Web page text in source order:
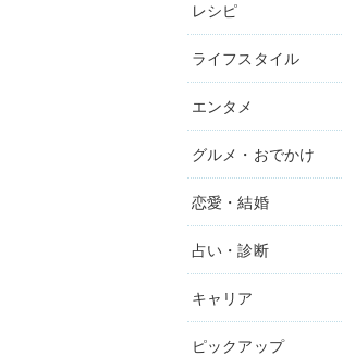
レシピ
ライフスタイル
エンタメ
グルメ・おでかけ
恋愛・結婚
占い・診断
キャリア
ピックアップ